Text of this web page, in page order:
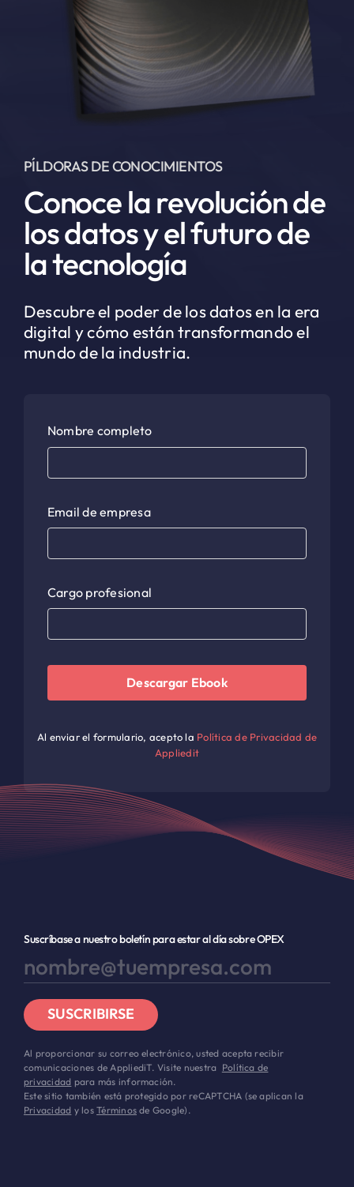
PÍLDORAS DE CONOCIMIENTOS
Conoce la revolución de
los datos y el futuro de
la tecnología
Descubre el poder de los datos en la era
digital y cómo están transformando el
mundo de la industria.
Nombre completo
Email de empresa
Cargo profesional
Descargar Ebook
Al enviar el formulario, acepto la Política de Privacidad de
Appliedit
Suscríbase a nuestro boletín para estar al día sobre OPEX
SUSCRIBIRSE
Al proporcionar su correo electrónico, usted acepta recibir
comunicaciones de AppliediT. Visite nuestra Política de
privacidad para más información.
Este sitio también está protegido por reCAPTCHA (se aplican la
Privacidad y losTérminos de Google).